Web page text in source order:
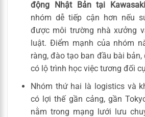
động Nhật Bản tại Kawasaki
nhóm dễ tiếp cận hơn nếu
được môi trường nhà xưởng
luật. Điểm mạnh của nhóm
ràng, đào tạo ban đầu bài bản,
có lộ trình học việc tương đối
Nhóm thứ hai là logistics và
có lợi thế gần cảng, gần
nằm trong mạng lưới lưu